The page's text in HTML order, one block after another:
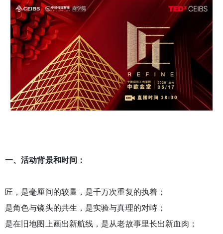
一、活动背景和时间：
匠，是毫厘间的较量，是千万次重复的执着；
是角色与镜头的共生，是实验与真理的对峙；
是在旧地图上画出新航线，是从老故事里长出新血肉；